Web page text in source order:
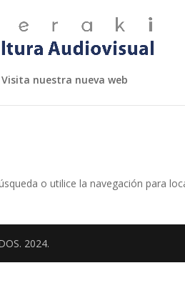
Visita nuestra nueva web
o utilice la navegación para
2024.